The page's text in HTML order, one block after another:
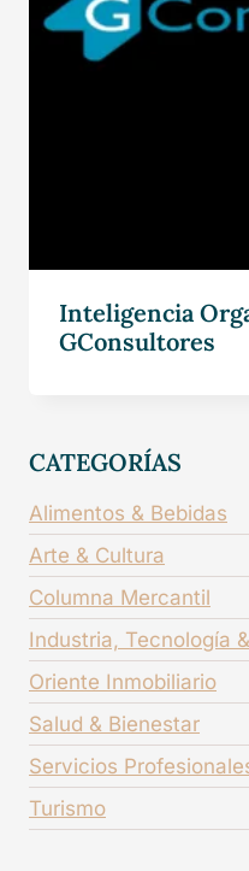
Inteligencia
GConsultores
CATEGORÍAS
Alimentos & Bebidas
Arte & Cultura
Columna Mercantil
Industria, Tecnología
Oriente Inmobiliario
Salud & Bienestar
Servicios
Turismo